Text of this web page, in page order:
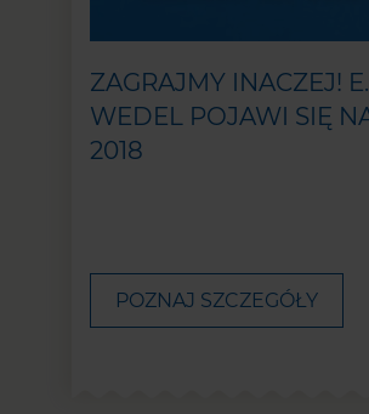
ZAGRAJMY INACZEJ! E.
WEDEL POJAWI SIĘ
2018
POZNAJ SZCZEGÓŁY